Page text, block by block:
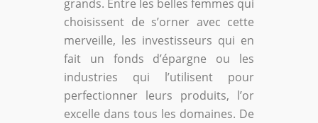
grands. Entre les belles femmes qui
choisissent de s’orner avec cette
merveille, les investisseurs qui en
fait un fonds d’épargne ou les
industries qui l’utilisent pour
perfectionner leurs produits, l’or
excelle dans tous les domaines. De